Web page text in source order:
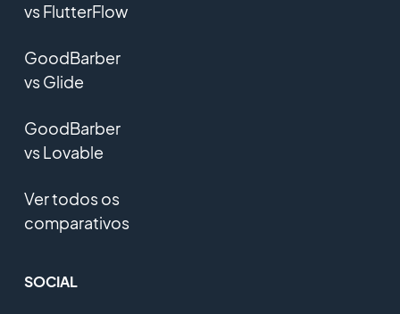
vs FlutterFlow
GoodBarber
vs Glide
GoodBarber
vs Lovable
Ver todos os
comparativos
SOCIAL